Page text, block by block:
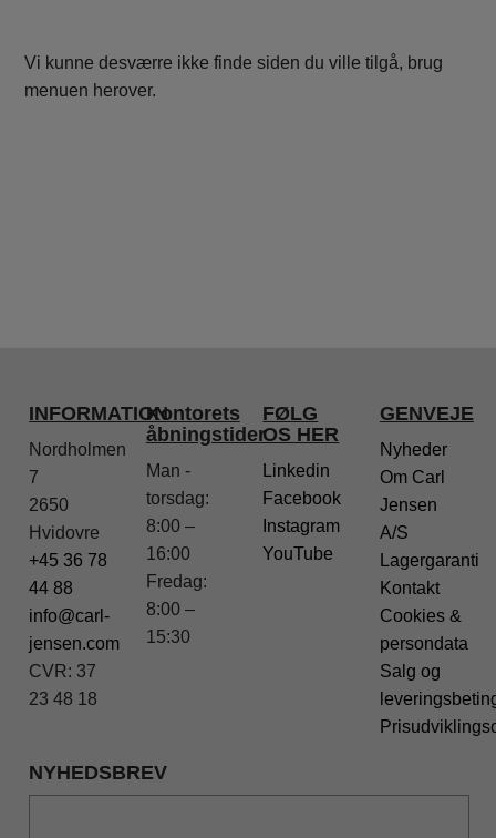
Vi kunne desværre ikke finde siden du ville tilgå, brug
menuen herover.
INFORMATION
Nordholmen
7
2650
Hvidovre
+45 36 78
44 88
info@carl-
jensen.com
CVR: 37
23 48 18
Kontorets
åbningstider
Man -
torsdag:
8:00 –
16:00
Fredag:
8:00 –
15:30
FØLG
OS HER
Linkedin
Facebook
Instagram
YouTube
GENVEJE
Nyheder
Om Carl
Jensen
A/S
Lagergaranti
Kontakt
Cookies &
persondata
Salg og
NYHEDSBREV